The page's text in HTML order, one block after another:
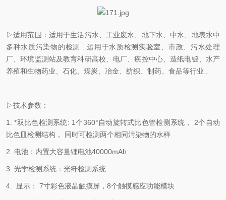
▷适用范围：适用于生活污水、工业废水、地下水、中水、地表水中
多种水质污染物的检测 . 运用于水质检测实验室、市政、污水处理
厂、环境监测站及教育科研高校、电厂、疾控中心、造纸电镀、水产
养殖和生物药业、石化、煤炭、冶金、纺织、制药、食品等行业 .
▷技术参数：
1. *双比色检测系统: 1个360°自动旋转式比色管检测系统， 2个自动
比色皿检测结构， 同时可检测两个相同污染物的水样
2. 电池：内置大容量锂电池40000mAh
3. 光学检测系统：光纤检测系统
4. 显示： 7寸彩色液晶触摸屏，8个触摸感应功能模块